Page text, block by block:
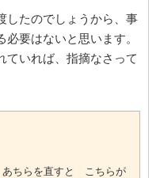
したのでしょうから、事
要はないと思います。
ていれば、指摘なさって
あちらを直すと こちらが